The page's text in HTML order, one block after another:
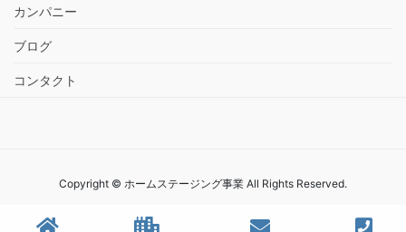
カンパニー
ブログ
コンタクト
Copyright © ホームステージング事業 All Rights Reserved.